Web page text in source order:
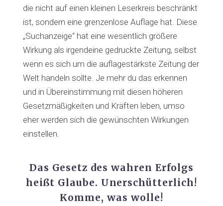
die nicht auf einen kleinen Leserkreis beschränkt
ist, sondern eine grenzenlose Auflage hat. Diese
„Suchanzeige“ hat eine wesentlich größere
Wirkung als irgendeine gedruckte Zeitung, selbst
wenn es sich um die auflagestärkste Zeitung der
Welt handeln sollte. Je mehr du das erkennen
und in Übereinstimmung mit diesen höheren
Gesetzmäßigkeiten und Kräften leben, umso
eher werden sich die gewünschten Wirkungen
einstellen.
Das Gesetz des wahren Erfolgs
heißt Glaube. Unerschütterlich!
Komme, was wolle!